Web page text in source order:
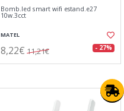
Bomb.led smart wifi estand.e27
10w.3cct
MATEL
8,22€ 11,21€ - 27%